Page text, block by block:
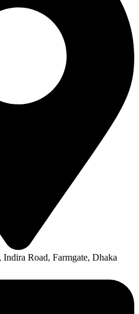
Road, Farmgate, Dhaka